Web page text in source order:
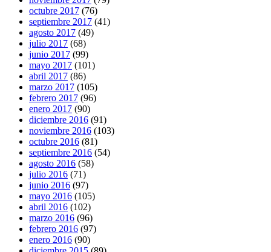
octubre 2017 (76)
septiembre 2017 (41)
agosto 2017 (49)
julio 2017 (68)
junio 2017 (99)
mayo 2017 (101)
abril 2017 (86)
marzo 2017 (105)
febrero 2017 (96)
enero 2017 (90)
diciembre 2016 (91)
noviembre 2016 (103)
octubre 2016 (81)
septiembre 2016 (54)
agosto 2016 (58)
julio 2016 (71)
junio 2016 (97)
mayo 2016 (105)
abril 2016 (102)
marzo 2016 (96)
febrero 2016 (97)
enero 2016 (90)